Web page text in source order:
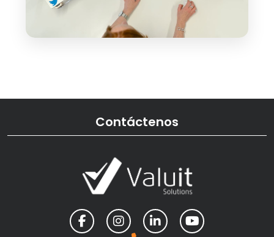
Contáctenos